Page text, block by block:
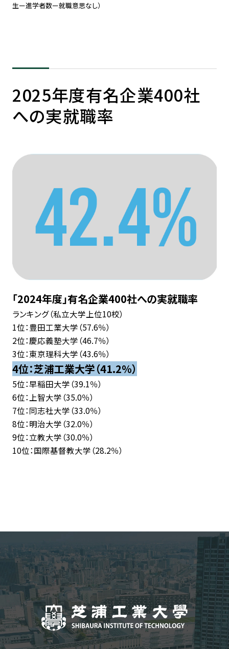
生ー進学者数ー就職意思なし）
2025年度有名企業400社
への実就職率
「2024年度」有名企業400社への実就職率
ランキング（私立大学上位10校）
1位：豊田工業大学（57.6％）
2位：慶応義塾大学（46.7％）
3位：東京理科大学（43.6％）
4位：芝浦工業大学（41.2％）
5位：早稲田大学（39.1％）
6位：上智大学（35.0％）
7位：同志社大学（33.0％）
8位：明治大学（32.0％）
9位：立教大学（30.0％）
10位：国際基督教大学（28.2％）